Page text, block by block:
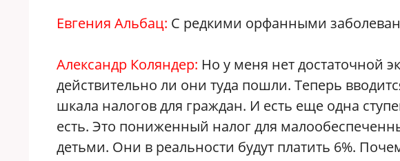
Евгения Альбац: С редкими орфанными
Александр Коляндер: Но у меня нет достаточной
действительно ли они туда пошли. Теперь
шкала налогов для граждан. И есть еще одна
есть. Это пониженный налог для
детьми. Они в реальности будут платить 6%.